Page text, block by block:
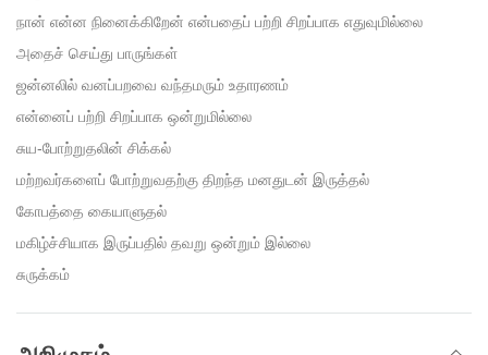
நான் என்ன நினைக்கிறேன் என்பதைப் பற்றி சிறப்பாக எதுவுமில்லை
அதைச் செய்து பாருங்கள்
ஜன்னலில் வனப்பறவை வந்தமரும் உதாரணம்
என்னைப் பற்றி சிறப்பாக ஒன்றுமில்லை
சுய-போற்றுதலின் சிக்கல்
மற்றவர்களைப் போற்றுவதற்கு திறந்த மனதுடன் இருத்தல்
கோபத்தை கையாளுதல்
மகிழ்ச்சியாக இருப்பதில் தவறு ஒன்றும் இல்லை
சுருக்கம்